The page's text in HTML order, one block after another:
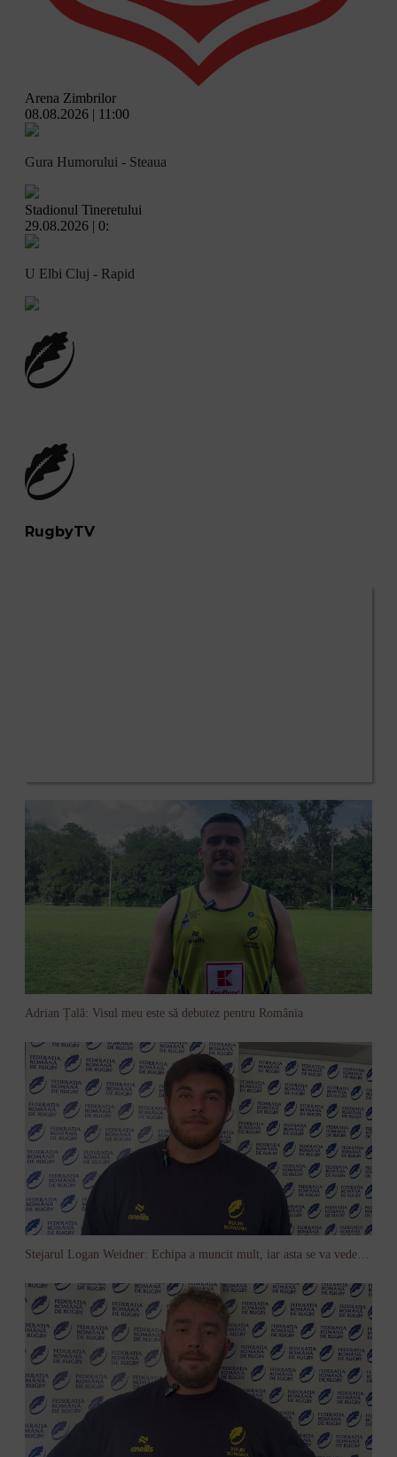
Arena Zimbrilor
08.08.2026 | 11:00
Gura Humorului - Steaua
Stadionul Tineretului
29.08.2026 | 0:
U Elbi Cluj - Rapid
RugbyTV
Adrian Țală: Visul meu este să debutez pentru România
Stejarul Logan Weidner: Echipa a muncit mult, iar asta se va vedea în meciurile de la Nations Cup